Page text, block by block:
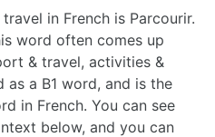
in French is Parcourir.
word often comes up
& travel, activities &
as a B1 word, and is the
in French. You can see
below, and you can